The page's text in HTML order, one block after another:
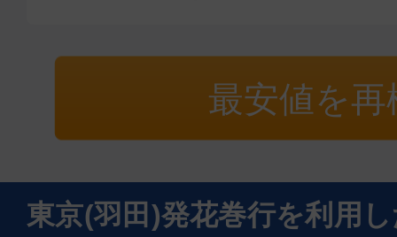
最安値を再
東京(羽田)発花巻行を利用